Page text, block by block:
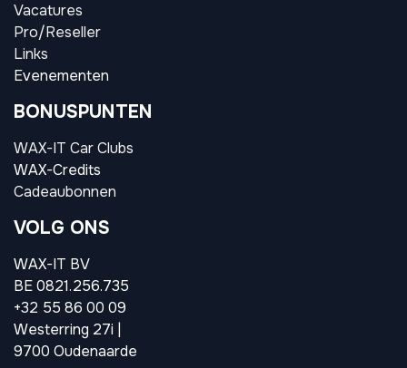
Vacatures
Pro/Reseller
Links
Evenementen
BONUSPUNTEN
WAX-IT Car Clubs
WAX-Credits
Cadeaubonnen
VOLG ONS
WAX-IT BV
BE 0821.256.735
+32 55 86 00 09
Westerring 27i |
9700 Oudenaarde